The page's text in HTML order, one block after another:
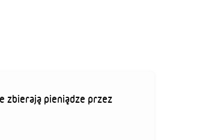
zbierają pieniądze przez